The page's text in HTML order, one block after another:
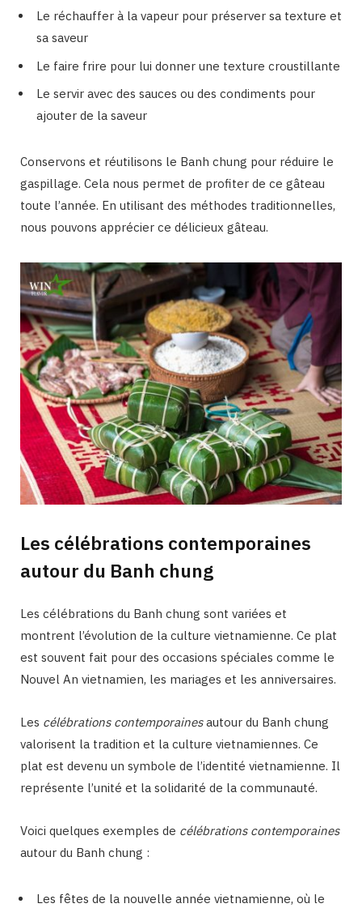
Le réchauffer à la vapeur pour préserver sa texture et
sa saveur
Le faire frire pour lui donner une texture croustillante
Le servir avec des sauces ou des condiments pour
ajouter de la saveur
Conservons et réutilisons le Banh chung pour réduire le
gaspillage. Cela nous permet de profiter de ce gâteau
toute l’année. En utilisant des méthodes traditionnelles,
nous pouvons apprécier ce délicieux gâteau.
Les célébrations contemporaines
autour du Banh chung
Les célébrations du Banh chung sont variées et
montrent l’évolution de la culture vietnamienne. Ce plat
est souvent fait pour des occasions spéciales comme le
Nouvel An vietnamien, les mariages et les anniversaires.
Les célébrations contemporainesautour du Banh chung
valorisent la tradition et la culture vietnamiennes. Ce
plat est devenu un symbole de l’identité vietnamienne. Il
représente l’unité et la solidarité de la communauté.
Voici quelques exemples de célébrations contemporaines
autour du Banh chung :
Les fêtes de la nouvelle année vietnamienne, où le